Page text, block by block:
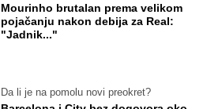
Mourinho brutalan prema velikom
pojačanju nakon debija za Real:
"Jadnik..."
Da li je na pomolu novi preokret?